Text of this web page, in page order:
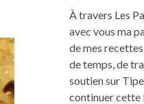
À travers Les
avec vous ma
de mes
de temps, de
soutien sur
continuer cette